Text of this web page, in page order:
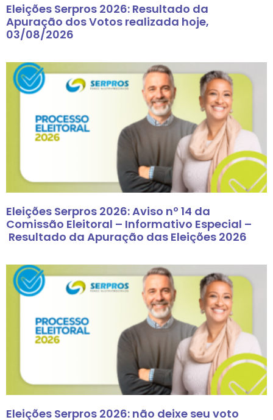
Eleições Serpros 2026: Resultado da
Apuração dos Votos realizada hoje,
03/08/2026
Eleições Serpros 2026: Aviso nº 14 da
Comissão Eleitoral – Informativo Especial –
Resultado da Apuração das Eleições 2026
Eleições Serpros 2026: não deixe seu voto